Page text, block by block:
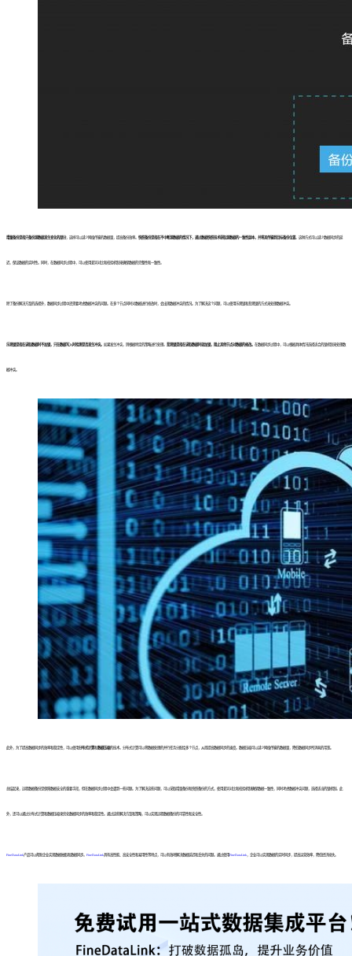
增量备份是指只备份源数据发生变化的部分，这样可以减少网络传输的数据量，提高备份效率。 快照备份是指在不中断源数据的情况下，通过数据快照技术获取源数据的一致性副本，并将其传输到目标备份位置。这种方式可以减少数据同步的延
迟，保证数据的实时性。同时，在数据同步过程中，可以使用差异对比和校验机制来确保数据的完整性和一致性。
除了备份解决方案的选择外，数据同步过程中还需要考虑数据冲突的问题。在多个节点同时对数据进行修改时，会出现数据冲突的情况。为了解决这个问题，可以使用乐观锁和悲观锁的方式来处理数据冲突。
乐观锁是指在读取数据时不加锁，只在数据写入时检测是否发生冲突。 如果发生冲突，则根据特定的策略进行处理。 悲观锁是指在读取数据时就加锁，阻止其他节点对数据的修改。 在数据同步过程中，可以根据具体情况选择适合的锁机制来处理数
据冲突。
此外，为了提高数据同步的效率和稳定性，可以使用分布式计算 和 数据压缩的技术。分布式计算可以将数据处理的并行任务分配给多个节点，从而提高数据同步的速度。数据压缩可以减少网络传输的数据量，降低数据同步所消耗的带宽。
总结起来，远程数据备份是保障数据安全的重要手段，但在数据同步过程中会遇到一些问题。为了解决这些问题，可以采取增量备份和快照备份的方式，使用差异对比和校验机制确保数据一致性，同时考虑数据冲突问题，选择适当的锁机制。此
外，还可以通过分布式计算和数据压缩来优化数据同步的效率和稳定性。通过这些解决方案和策略，可以实现远程数据备份的可靠性和安全性。
FineDataLink产品可以帮助企业实现数据抽取和数据同步。 FineDataLink 具有高性能、高安全性和易用性等特点，可以有效地解决数据延迟和丢失的问题。通过使用FineDataLink ，企业可以实现数据的实时同步，提高运营效率，降低经济损失。